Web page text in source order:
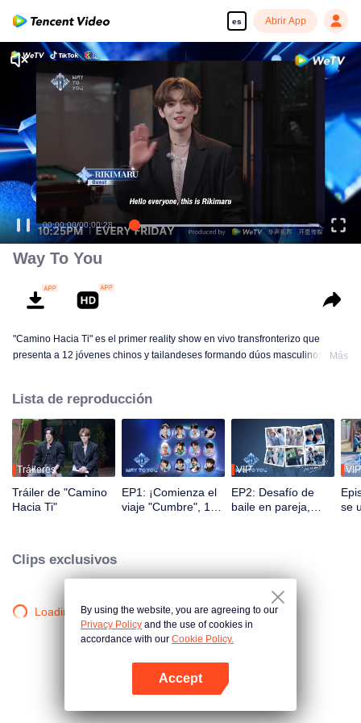
es Abrir App
00:00:00/00:00:28
Way To You
"Camino Hacia Ti" es el primer reality show en vivo transfronterizo que
presenta a 12 jóvenes chinos y tailandeses formando dúos masculinos.
multiplataforma. Los espectadores participan directamente en el desarrollo
de sus ídolos a través de votaciones y apoyo, observando el viaje desde el
primer encuentro hasta la perfecta sincronía. La pareja más popular con la
mejor química debutará finalmente en el escenario global.
Más
Lista de reproducción
Tráileres
Tráiler de "Camino
Hacia Ti"
EP1: ¡Comienza el
viaje "Cumbre", 12
VIP
EP2: Desafío de
baile en pareja,
VIP
se
Clips exclusivos
Loading…By using the website, you are agreeing to our
Privacy Policy and the use of cookies in
accordance with our Cookie Policy.
Accept